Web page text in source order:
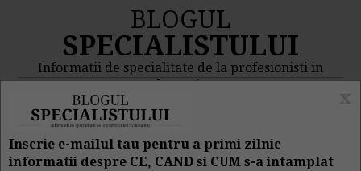
BLOGUL
SPECIALISTULUI
Informatii de specialitate de la profesionisti in
domeniu
MENIU
Inscrie e-mailul tau pentru a primi zilnic
informatii despre CE, CAND si CUM s-a intamplat